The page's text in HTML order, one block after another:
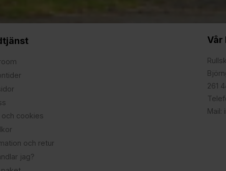
och cookies
och retur
jag?
Vår
261
Mail: